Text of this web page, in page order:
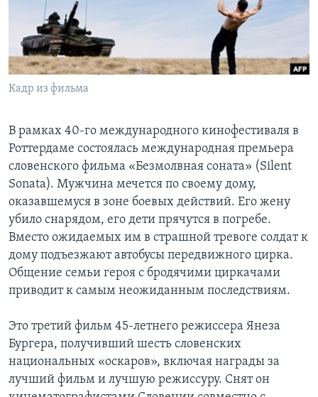
Learning English
СОЦИАЛЬНЫЕ СЕТИ
Языки
Кадр из фильма
В рамках 40-го международного кинофестиваля в
Роттердаме состоялась международная премьера
словенского фильма «Безмолвная соната» (Silent
Sonata). Мужчина мечется по своему дому,
оказавшемуся в зоне боевых действий. Его жену
убило снарядом, его дети прячутся в погребе.
Вместо ожидаемых им в страшной тревоге солдат к
дому подъезжают автобусы передвижного цирка.
Общение семьи героя с бродячими циркачами
приводит к самым неожиданным последствиям.
Это третий фильм 45-летнего режиссера Янеза
Бургера, получивший шесть словенских
национальных «оскаров», включая награды за
лучший фильм и лучшую режиссуру. Снят он